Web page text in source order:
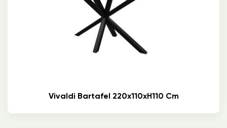
Vivaldi Bartafel 220x110xH110 Cm